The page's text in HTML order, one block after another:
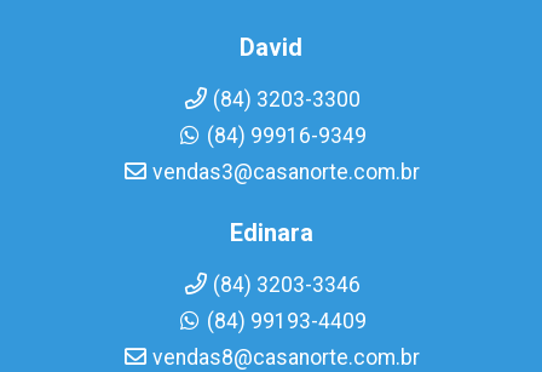
David
(84) 3203-3300
(84) 99916-9349
vendas3@casanorte.com.br
Edinara
(84) 3203-3346
(84) 99193-4409
vendas8@casanorte.com.br